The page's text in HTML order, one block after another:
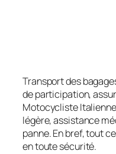
Transport des
de participation,
Motocycliste
légère, assistance
panne. En bref, tout
en toute sécurité.